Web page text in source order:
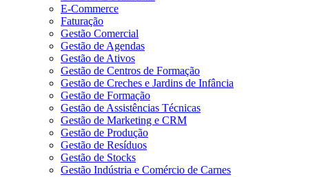
E-Commerce
Faturação
Gestão Comercial
Gestão de Agendas
Gestão de Ativos
Gestão de Centros de Formação
Gestão de Creches e Jardins de Infância
Gestão de Formação
Gestão de Assistências Técnicas
Gestão de Marketing e CRM
Gestão de Produção
Gestão de Resíduos
Gestão de Stocks
Gestão Indústria e Comércio de Carnes